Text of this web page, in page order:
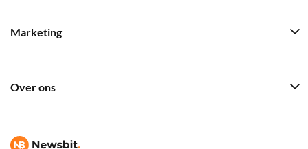
Marketing
Over ons